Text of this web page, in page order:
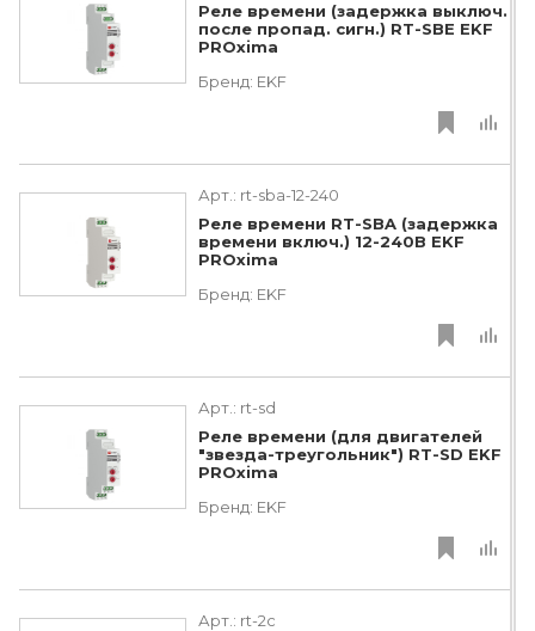
Реле времени (задержка выключ.
после пропад. сигн.) RT-SBE EKF
PROxima
Бренд: EKF
Арт.: rt-sba-12-240
Реле времени RT-SBA (задержка
времени включ.) 12-240В EKF
PROxima
Бренд: EKF
Арт.: rt-sd
Реле времени (для двигателей
"звезда-треугольник") RT-SD EKF
PROxima
Бренд: EKF
Арт.: rt-2c